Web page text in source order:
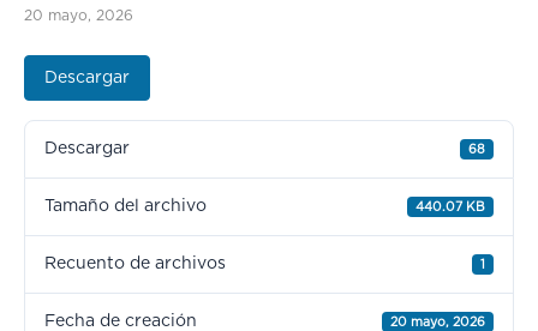
20 mayo, 2026
Descargar
Descargar 68
Tamaño del archivo 440.07 KB
Recuento de archivos 1
Fecha de creación 20 mayo, 2026